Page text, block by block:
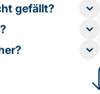
gefällt?